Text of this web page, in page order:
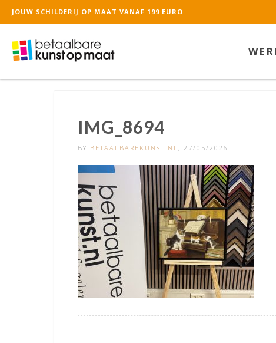
JOUW SCHILDERIJ OP MAAT VANAF 199 EURO
IMG_8694
BY BETAALBAREKUNST.NL , 27/05/2026
De waardering van